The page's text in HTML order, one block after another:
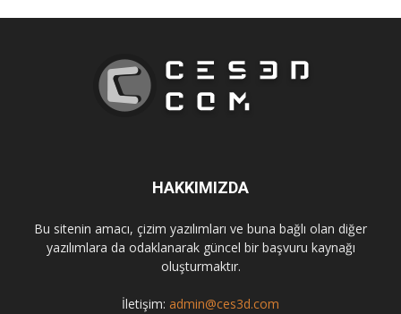
HAKKIMIZDA
Bu sitenin amacı, çizim yazılımları ve buna bağlı olan diğer
yazılımlara da odaklanarak güncel bir başvuru kaynağı
oluşturmaktır.
İletişim: admin@ces3d.com